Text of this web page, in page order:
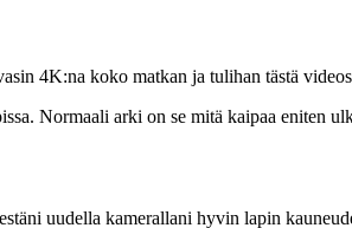
4K:na koko matkan ja tulihan tästä
Normaali arki on se mitä kaipaa eniten
uudella kamerallani hyvin lapin